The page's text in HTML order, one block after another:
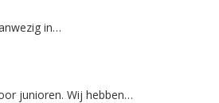
in…
junioren. Wij hebben…